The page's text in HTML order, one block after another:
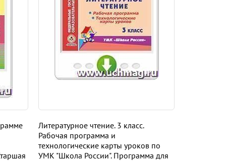
Литературное чтение. 3 класс.
Рабочая программа и
технологические карты уроков по
УМК "Школа России". Программа для